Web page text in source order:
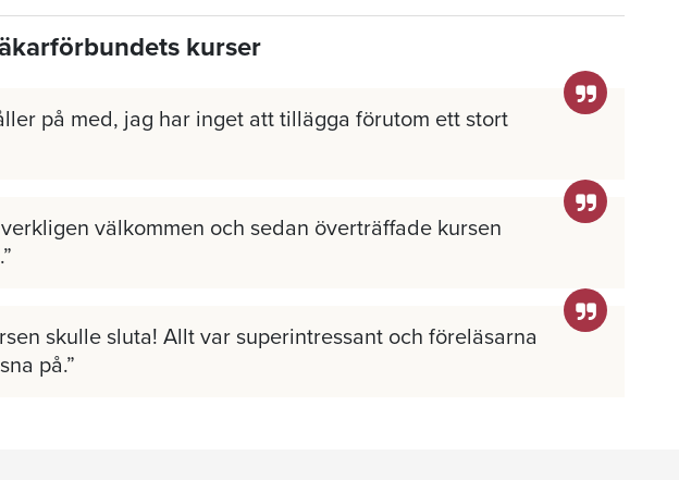
kurser
på med, jag har inget att tillägga förutom ett stort
välkommen och sedan överträffade kursen
skulle sluta! Allt var superintressant och föreläsarna
på.